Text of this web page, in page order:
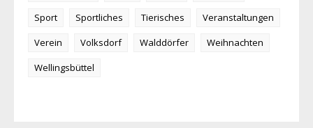
Sport
Sportliches Tierisches
Veranstaltungen
Verein
Volksdorf Walddörfer
Weihnachten
Wellingsbüttel